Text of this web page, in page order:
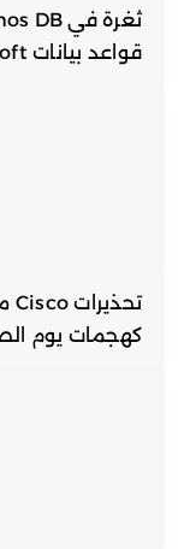
قواعد بيانات Microsoft
كهجمات يوم